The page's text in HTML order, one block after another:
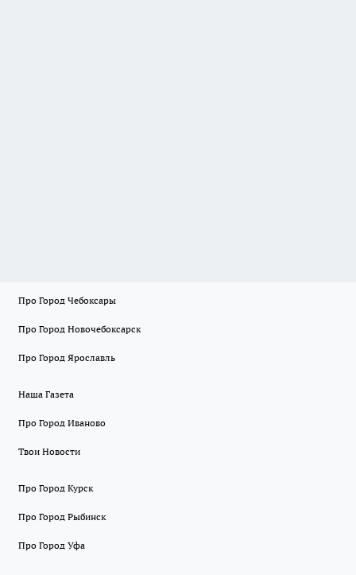
Про Город Чебоксары
Про Город Новочебоксарск
Про Город Ярославль
Наша Газета
Про Город Иваново
Твои Новости
Про Город Курск
Про Город Рыбинск
Про Город Уфа